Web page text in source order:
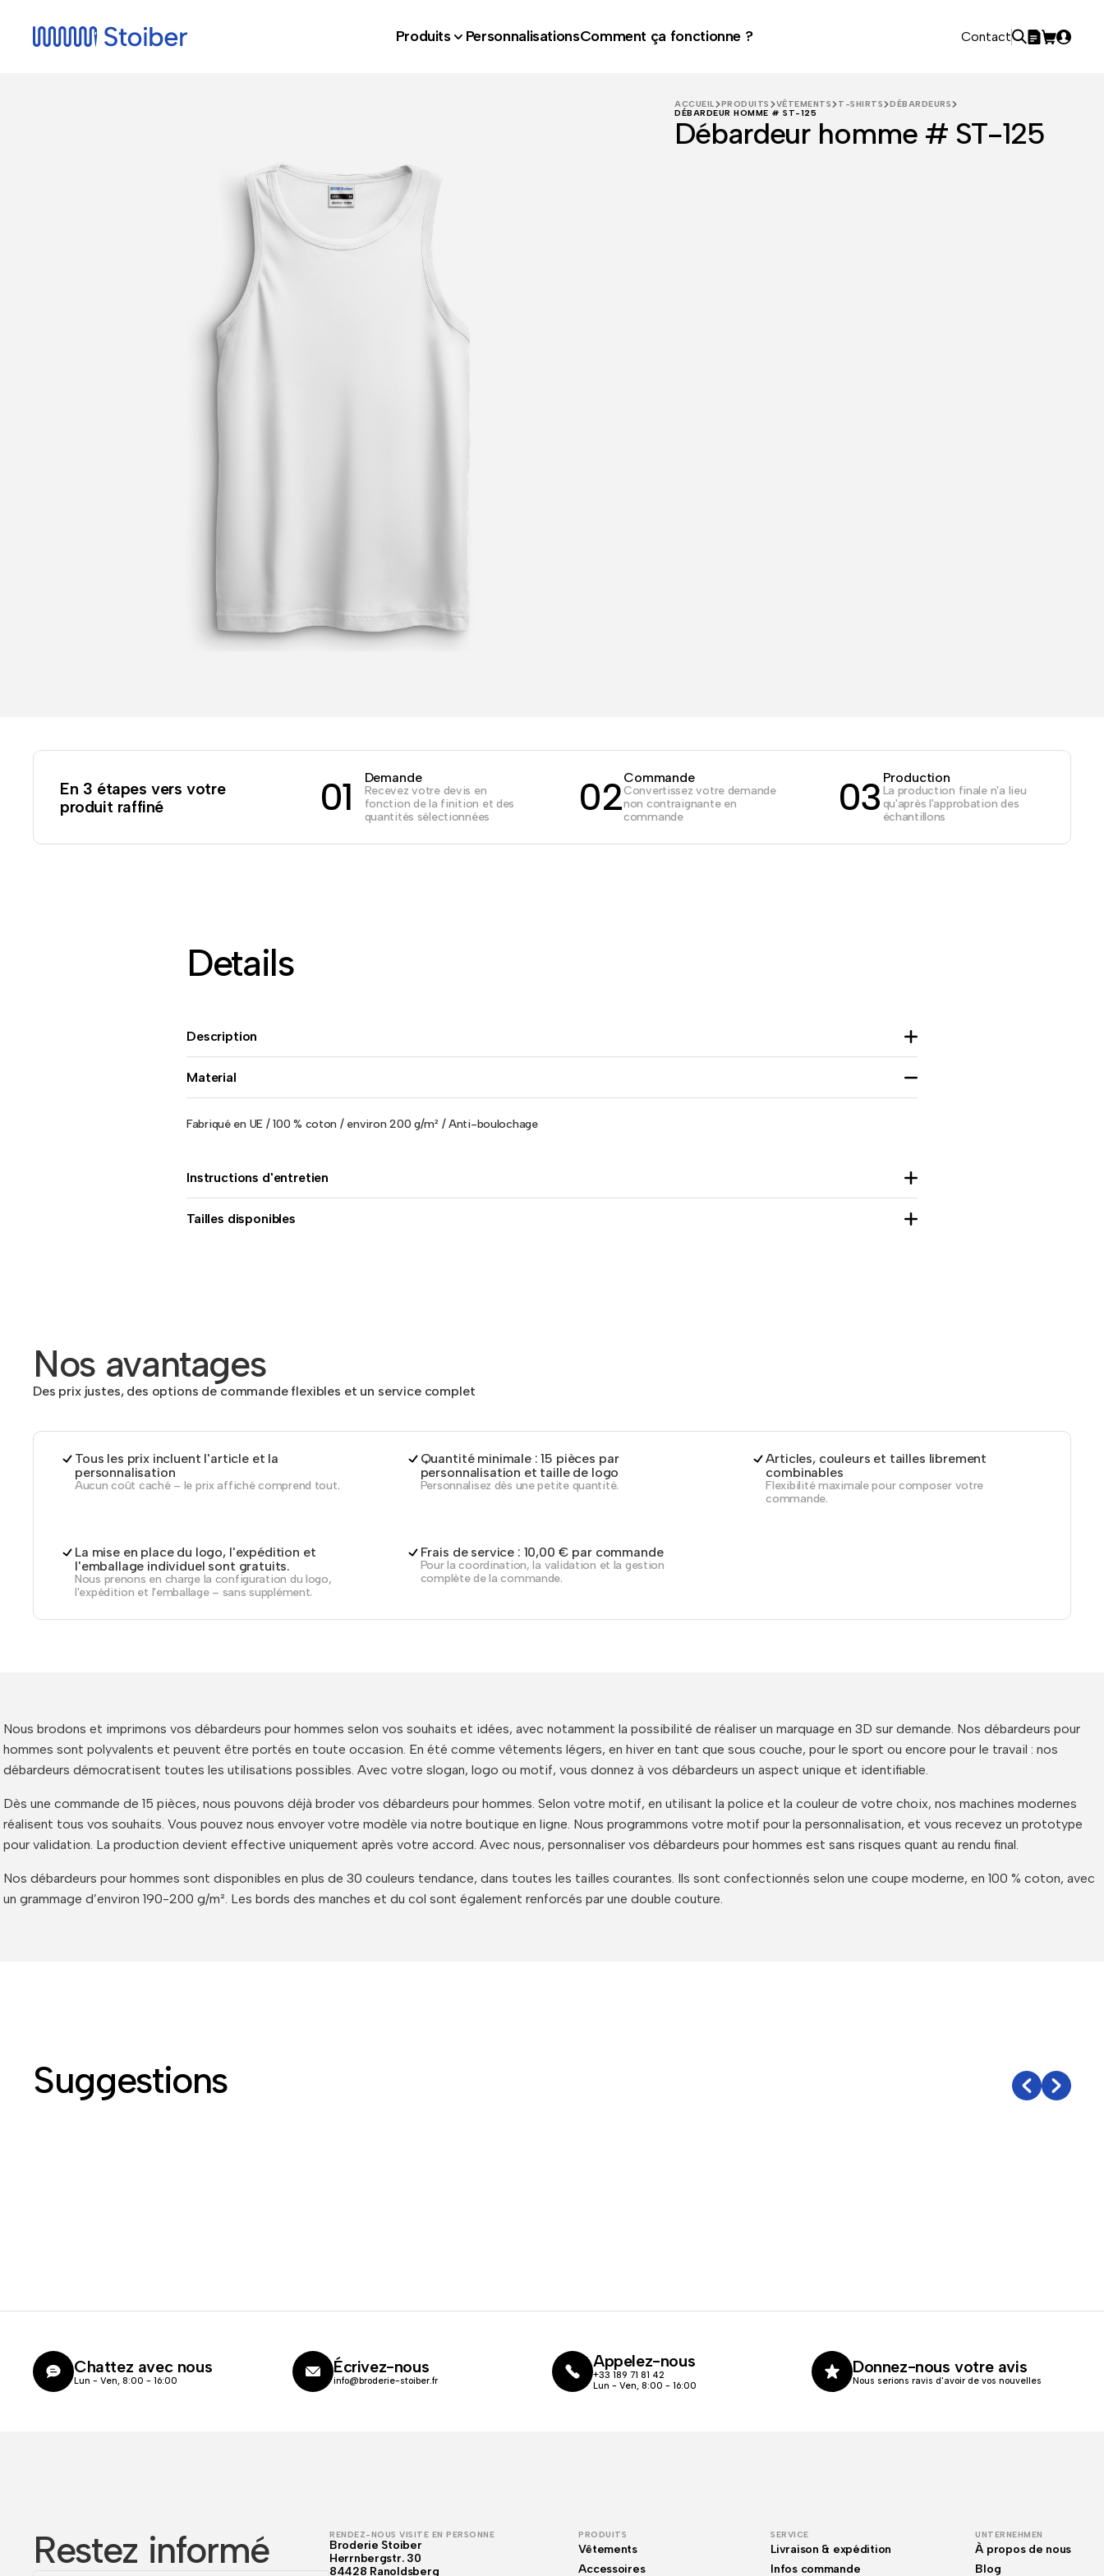
Produits PersonnalisationsComment ça fonctionne ? Contact
ACCUEIL PRODUITS VÊTEMENTS T-SHIRTS
DÉBARDEURS
DÉBARDEUR HOMME # ST-125
Débardeur homme # ST-125
En 3 étapes vers votre
produit raffiné
01 Demande
Recevez votre devis en
fonction de la finition et des
quantités sélectionnées
02Commande
Convertissez votre demande
non contraignante en
commande
03 Production
La production finale n'a lieu
qu'après l'approbation des
échantillons
Details
Description
Material
Fabriqué en UE / 100 % coton / environ 200 g/m² / Anti-boulochage
Instructions d'entretien
Tailles disponibles
Nos avantages
Des prix justes, des options de commande flexibles et un service complet
Tous les prix incluent l'article et la
personnalisation
Aucun coût caché – le prix affiché comprend tout.
Quantité minimale : 15 pièces par
personnalisation et taille de logo
Personnalisez dès une petite quantité.
Articles, couleurs et tailles librement
combinables
Flexibilité maximale pour composer votre
commande.
La mise en place du logo, l'expédition et
l'emballage individuel sont gratuits.
Nous prenons en charge la configuration du logo,
l'expédition et l'emballage – sans supplément.
Frais de service : 10,00 € par commande
Pour la coordination, la validation et la gestion
complète de la commande.
Nous brodons et imprimons vos débardeurs pour hommes selon vos souhaits et idées, avec notamment la possibilité de réaliser un marquage en 3D sur demande. Nos débardeurs pour
hommes sont polyvalents et peuvent être portés en toute occasion. En été comme vêtements légers, en hiver en tant que sous couche, pour le sport ou encore pour le travail : nos
débardeurs démocratisent toutes les utilisations possibles. Avec votre slogan, logo ou motif, vous donnez à vos débardeurs un aspect unique et identifiable.
Dès une commande de 15 pièces, nous pouvons déjà broder vos débardeurs pour hommes. Selon votre motif, en utilisant la police et la couleur de votre choix, nos machines modernes
réalisent tous vos souhaits. Vous pouvez nous envoyer votre modèle via notre boutique en ligne. Nous programmons votre motif pour la personnalisation, et vous recevez un prototype
pour validation. La production devient effective uniquement après votre accord. Avec nous, personnaliser vos débardeurs pour hommes est sans risques quant au rendu final.
Nos débardeurs pour hommes sont disponibles en plus de 30 couleurs tendance, dans toutes les tailles courantes. Ils sont confectionnés selon une coupe moderne, en 100 % coton, avec
un grammage d’environ 190-200 g/m². Les bords des manches et du col sont également renforcés par une double couture.
Suggestions
Chattez avec nous
Lun - Ven, 8:00 - 16:00
Écrivez-nous
info@broderie-stoiber.fr
Appelez-nous
+33 189 71 81 42
Lun - Ven, 8:00 - 16:00
Donnez-nous votre avis
Nous serions ravis d'avoir de vos nouvelles
Restez informé RENDEZ-NOUS VISITE EN PERSONNE
Broderie Stoiber
Herrnbergstr. 30
84428 Ranoldsberg
PRODUITS
Vêtements
Accessoires
SERVICE
Livraison & expédition
Infos commande
UNTERNEHMEN
À propos de nous
Blog